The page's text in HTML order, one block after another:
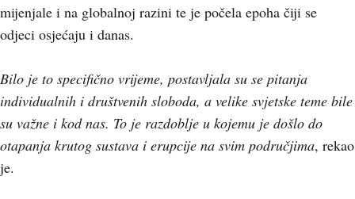
mijenjale i na globalnoj razini te je počela epoha čiji se
odjeci osjećaju i danas.
Bilo je to specifično vrijeme, postavljala su se pitanja
individualnih i društvenih sloboda, a velike svjetske teme bile
su važne i kod nas. To je razdoblje u kojemu je došlo do
otapanja krutog sustava i erupcije na svim područjima, rekao
je.